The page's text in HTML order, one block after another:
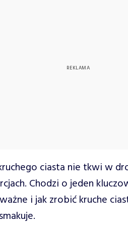
ciasta nie tkwi w
Chodzi o jeden
i jak zrobić kruche